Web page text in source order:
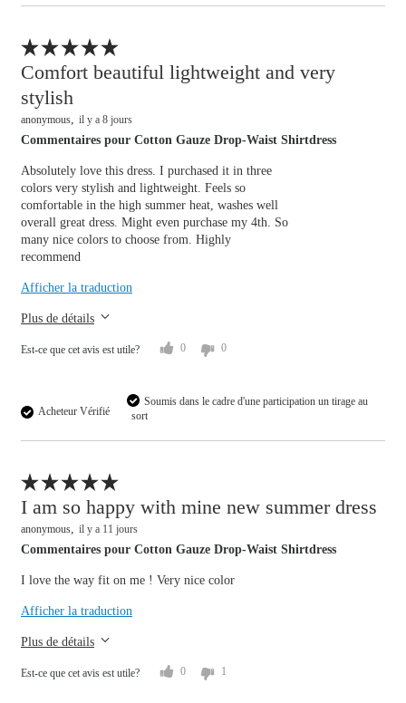
Comfort beautiful lightweight and very
stylish
il y a 8 jours
anonymous
Acheteur Vérifié
Soumis dans le cadre d'une participation un tirage au
sort
Commentaires pour Cotton Gauze Drop-Waist Shirtdress
Absolutely love this dress. I purchased it in three
colors very stylish and lightweight. Feels so
comfortable in the high summer heat, washes well
overall great dress. Might even purchase my 4th. So
many nice colors to choose from. Highly
recommend
Afficher la traduction
Plus de détails
Lightweight and fun
Est-ce que cet avis est utile? 0 0
Signaler un avis
I am so happy with mine new summer dress
il y a 11 jours
anonymous
Commentaires pour Cotton Gauze Drop-Waist Shirtdress
I love the way fit on me ! Very nice color
Afficher la traduction
Plus de détails
Overall size
Est-ce que cet avis est utile? 0 1